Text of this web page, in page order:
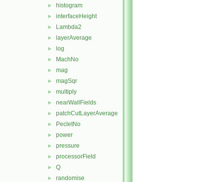
► histogram
► interfaceHeight
► Lambda2
► layerAverage
► log
► MachNo
► mag
► magSqr
► multiply
► nearWallFields
► patchCutLayerAverage
► PecletNo
► power
► pressure
► processorField
► Q
► randomise